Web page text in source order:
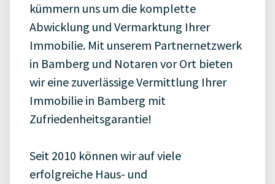
kümmern uns um die komplette
Abwicklung und Vermarktung Ihrer
Immobilie. Mit unserem Partnernetzwerk
in Bamberg und Notaren vor Ort bieten
wir eine zuverlässige Vermittlung Ihrer
Immobilie in Bamberg mit
Zufriedenheitsgarantie!
Seit 2010 können wir auf viele
erfolgreiche Haus- und